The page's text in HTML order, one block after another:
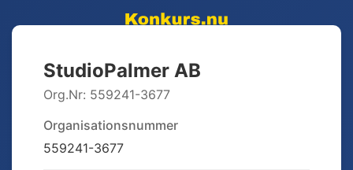
StudioPalmer AB
Org.Nr: 559241-3677
Organisationsnummer
559241-3677